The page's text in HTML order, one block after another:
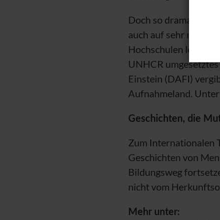
Doch so dramatisch
auch auf sehr
Hochschulen leicht
UNHCR
Einstein (DAFI)
Aufnahmeland.
Geschichten, die
Zum Internationalen
Geschichten von
Bildungsweg
nicht vom
Mehr unter: